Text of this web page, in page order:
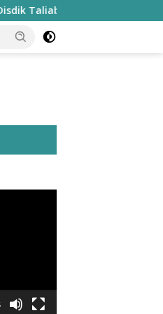
Gagas Hari Belajar Guru,